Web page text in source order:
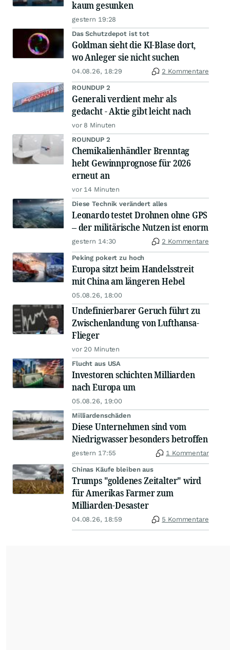
kaum gesunken
gestern 19:28
Das Schutzdepot ist tot
Goldman sieht die KI-Blase dort,
wo Anleger sie nicht suchen
04.08.26, 18:29 2 Kommentare
ROUNDUP 2
Generali verdient mehr als
gedacht - Aktie gibt leicht nach
vor 8 Minuten
ROUNDUP 2
Chemikalienhändler Brenntag
hebt Gewinnprognose für 2026
erneut an
vor 14 Minuten
Diese Technik verändert alles
Leonardo testet Drohnen ohne GPS
– der militärische Nutzen ist enorm
gestern 14:30 2 Kommentare
Peking pokert zu hoch
Europa sitzt beim Handelsstreit
mit China am längeren Hebel
05.08.26, 18:00
Undefinierbarer Geruch führt zu
Zwischenlandung von Lufthansa-
Flieger
vor 20 Minuten
Flucht aus USA
Investoren schichten Milliarden
nach Europa um
05.08.26, 19:00
Milliardenschäden
Diese Unternehmen sind vom
Niedrigwasser besonders betroffen
gestern 17:55 1 Kommentar
Chinas Käufe bleiben aus
Trumps "goldenes Zeitalter" wird
für Amerikas Farmer zum
Milliarden-Desaster
04.08.26, 18:59 5 Kommentare